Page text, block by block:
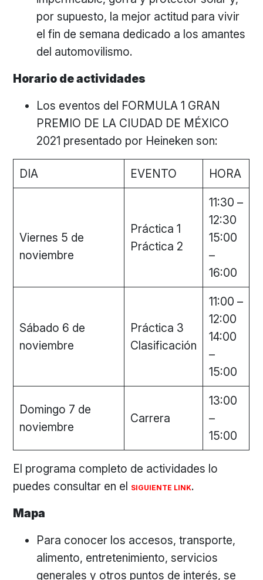
por supuesto, la mejor actitud para vivir
el fin de semana dedicado a los amantes
del automovilismo.
Horario de actividades
Los eventos del FORMULA 1 GRAN
PREMIO DE LA CIUDAD DE MÉXICO
2021 presentado por Heineken son:
DIA EVENTO HORA
Viernes 5 de
noviembre
Práctica 1
Práctica 2
11:30 –
12:30
15:00
–
16:00
Sábado 6 de
noviembre
Práctica 3
Clasificación
11:00 –
12:00
14:00
–
15:00
Domingo 7 de
noviembre
Carrera
13:00
–
15:00
El programa completo de actividades lo
puedes consultar en el SIGUIENTE LINK.
Mapa
Para conocer los accesos, transporte,
alimento, entretenimiento, servicios
generales y otros puntos de interés, se